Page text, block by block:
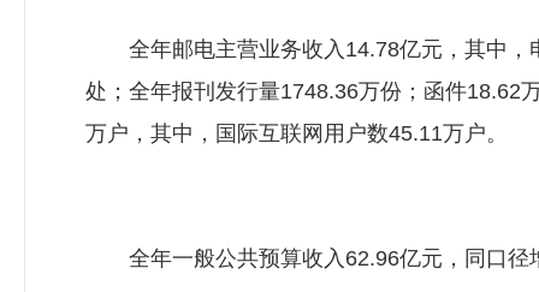
全年邮电主营业务收入14.78亿元，其中，
处；全年报刊发行量1748.36万份；函件18.62
万户，其中，国际互联网用户数45.11万户。
全年一般公共预算收入62.96亿元，同口径